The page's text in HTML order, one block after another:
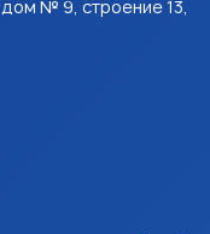
№ 9, строение 13,